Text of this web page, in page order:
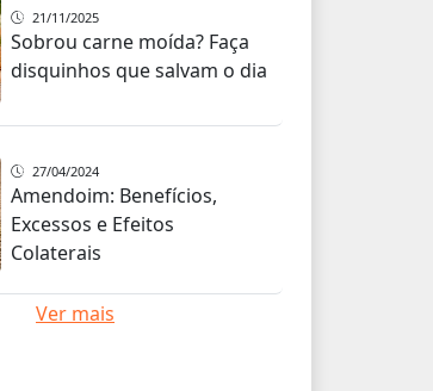
21/11/2025
Sobrou carne moída? Faça
disquinhos que salvam o dia
27/04/2024
Amendoim: Benefícios,
Excessos e Efeitos
Colaterais
Ver mais